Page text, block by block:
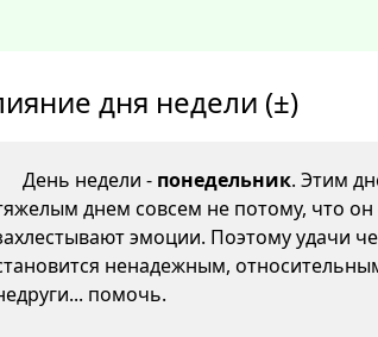
дня недели (±)
День недели - понедельник. Этим
днем совсем не потому, что он
эмоции. Поэтому удачи
ненадежным,
помочь.